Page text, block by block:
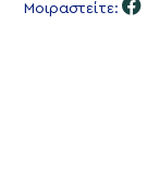
Μοιραστείτε: